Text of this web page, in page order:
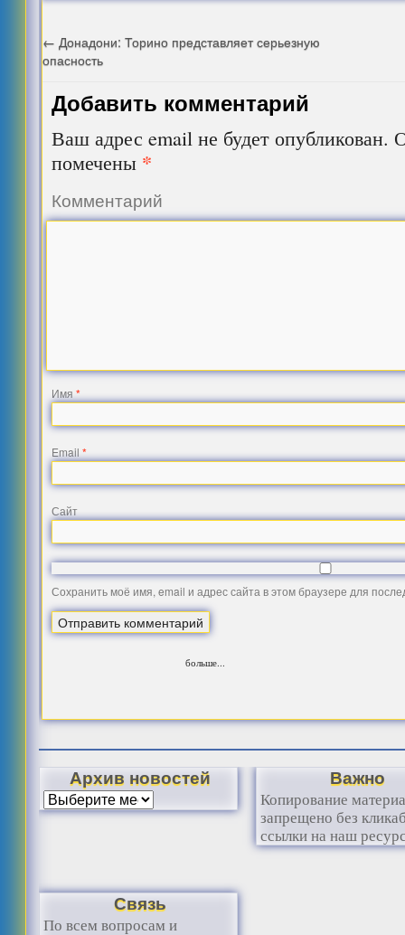
← Донадони: Торино представляет серьезную
опасность
Добавить комментарий
Ваш адрес email не будет опубликован.
помечены *
Комментарий
Имя*
Email*
Сайт
Сохранить моё имя, email и адрес сайта в этом браузере для
больше...
Архив новостей Важно
Копирование
запрещено без
ссылки на наш
Связь
По всем вопросам и